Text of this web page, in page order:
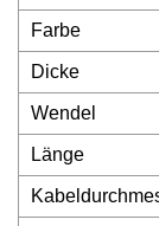
Farbe
Dicke
Wendel
Länge